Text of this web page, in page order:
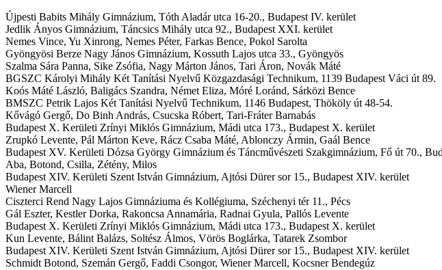
Újpesti Babits Mihály Gimnázium, Tóth Aladár utca 16-20., Budapest IV. kerület
Jedlik Ányos Gimnázium, Táncsics Mihály utca 92., Budapest XXI. kerület
Nemes Vince, Yu Xinrong, Nemes Péter, Farkas Bence, Pokol Sarolta
Gyöngyösi Berze Nagy János Gimnázium, Kossuth Lajos utca 33., Gyöngyös
Szalma Sára Panna, Sike Zsófia, Nagy Márton János, Tari Áron, Novák Máté
BGSZC Károlyi Mihály Két Tanítási Nyelvű Közgazdasági Technikum, 1139 Budapest Váci út 89.
Koós Máté László, Baligács Szandra, Német Eliza, Móré Loránd, Sárközi Bence
BMSZC Petrik Lajos Két Tanítási Nyelvű Technikum, 1146 Budapest, Thököly út 48-54.
Kővágó Gergő, Do Binh András, Csucska Róbert, Tari-Fráter Barnabás
Budapest X. Kerületi Zrínyi Miklós Gimnázium, Mádi utca 173., Budapest X. kerület
Zrupkó Levente, Pál Márton Keve, Rácz Csaba Máté, Ablonczy Ármin, Gaál Bence
Budapest XV. Kerületi Dózsa György Gimnázium és Táncművészeti Szakgimnázium, Fő út 70.,
Aba, Botond, Csilla, Zétény, Milos
Budapest XIV. Kerületi Szent István Gimnázium, Ajtósi Dürer sor 15., Budapest XIV. kerület
Wiener Marcell
Ciszterci Rend Nagy Lajos Gimnáziuma és Kollégiuma, Széchenyi tér 11., Pécs
Gál Eszter, Kestler Dorka, Rakoncsa Annamária, Radnai Gyula, Pallós Levente
Budapest X. Kerületi Zrínyi Miklós Gimnázium, Mádi utca 173., Budapest X. kerület
Kun Levente, Bálint Balázs, Soltész Álmos, Vörös Boglárka, Tatarek Zsombor
Budapest XIV. Kerületi Szent István Gimnázium, Ajtósi Dürer sor 15., Budapest XIV. kerület
Schmidt Botond, Szemán Gergő, Faddi Csongor, Wiener Marcell, Kocsner Bendegúz